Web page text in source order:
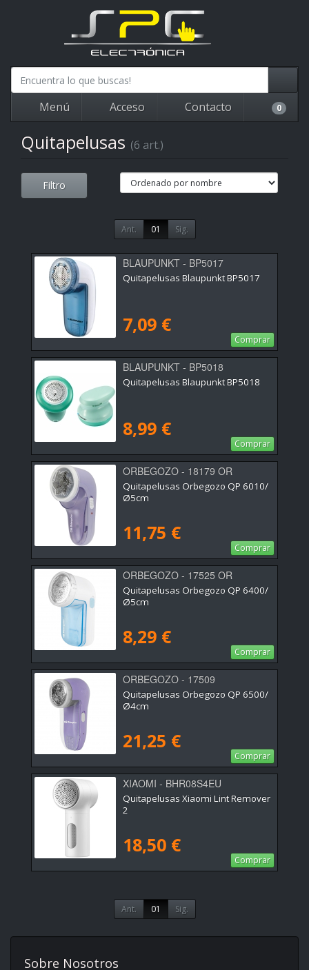
Menú Acceso Contacto 0
Quitapelusas (6 art.)
Filtro
Ant. 01 Sig.
BLAUPUNKT - BP5017
Quitapelusas Blaupunkt BP5017
7,09 €
Comprar
BLAUPUNKT - BP5018
Quitapelusas Blaupunkt BP5018
8,99 €
Comprar
ORBEGOZO - 18179 OR
Quitapelusas Orbegozo QP 6010/
Ø5cm
11,75 €
Comprar
ORBEGOZO - 17525 OR
Quitapelusas Orbegozo QP 6400/
Ø5cm
8,29 €
Comprar
ORBEGOZO - 17509
Quitapelusas Orbegozo QP 6500/
Ø4cm
21,25 €
Comprar
XIAOMI - BHR08S4EU
Quitapelusas Xiaomi Lint Remover
2
18,50 €
Comprar
Ant. 01 Sig.
Sobre Nosotros